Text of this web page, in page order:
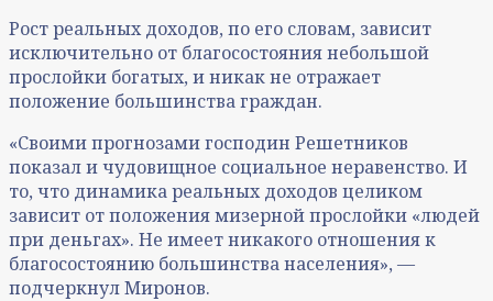
Рост реальных доходов, по его словам, зависит
исключительно от благосостояния небольшой
прослойки богатых, и никак не отражает
положение большинства граждан.
«Своими прогнозами господин Решетников
показал и чудовищное социальное неравенство. И
то, что динамика реальных доходов целиком
зависит от положения мизерной прослойки «людей
при деньгах». Не имеет никакого отношения к
благосостоянию большинства населения», —
подчеркнул Миронов.